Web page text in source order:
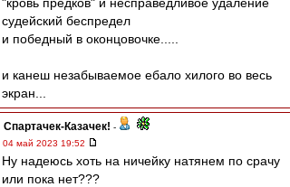
судейский беспредел
и победный в оконцовочке.....
и канеш незабываемое ебало хилого во весь
экран...
Спартачек-Казачек! -
04 май 2023 19:52
Ну надеюсь хоть на ничейку натянем по срачу
или пока нет???